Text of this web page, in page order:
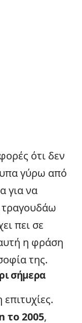
ότι δεν
γύρω από
για να
πει σε
η φράση
της.
σήμερα
το 2005,